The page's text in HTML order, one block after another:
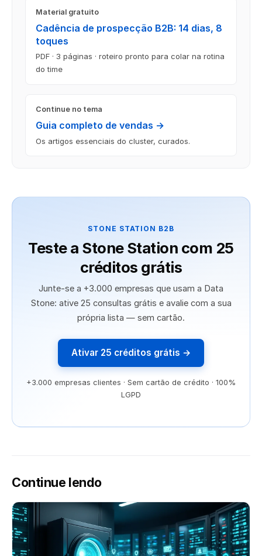
Material gratuito
Cadência de prospecção B2B: 14 dias, 8
toques
PDF · 3 páginas · roteiro pronto para colar na rotina
do time
Continue no tema
Guia completo de vendas →
Os artigos essenciais do cluster, curados.
STONE STATION B2B
Teste a Stone Station com 25
créditos grátis
Junte-se a +3.000 empresas que usam a Data
Stone: ative 25 consultas grátis e avalie com a sua
própria lista — sem cartão.
Ativar 25 créditos grátis →
+3.000 empresas clientes · Sem cartão de crédito · 100%
LGPD
Continue lendo